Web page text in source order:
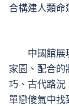
合構建人類命
中國館展現
家園、配合
巧、古代路況
單戀傻氣中